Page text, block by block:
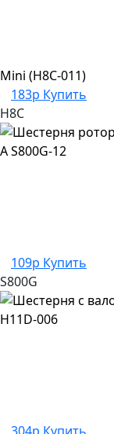
Mini (H8C-011)
183р Купить
H8C
109р Купить
S800G